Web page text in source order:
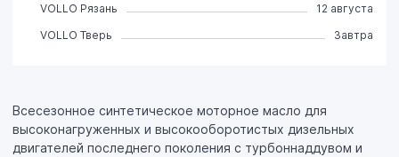
Всесезонное синтетическое моторное масло для
высоконагруженных и высокооборотистых дизельных
двигателей последнего поколения с турбоннаддувом и
VOLLO Рязань
12 августа
VOLLO Тверь
Завтра